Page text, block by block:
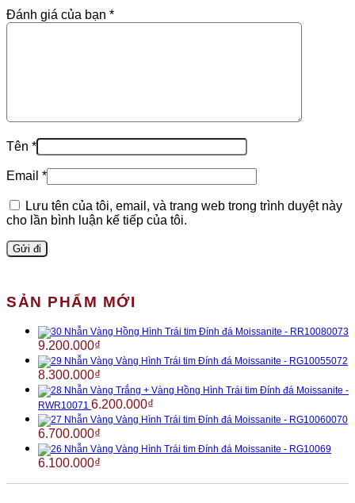
Đánh giá của bạn *
Tên *
Email *
Lưu tên của tôi, email, và trang web trong trình duyệt này
cho lần bình luận kế tiếp của tôi.
SẢN PHẨM MỚI
Nhẫn Vàng Hồng Hình Trái tim Đính đá Moissanite - RR10080073
9.200.000₫
Nhẫn Vàng Vàng Hình Trái tim Đính đá Moissanite - RG10055072
8.300.000₫
Nhẫn Vàng Trắng + Vàng Hồng Hình Trái tim Đính đá Moissanite -
RWR10071 6.200.000₫
Nhẫn Vàng Vàng Hình Trái tim Đính đá Moissanite - RG10060070
6.700.000₫
Nhẫn Vàng Vàng Hình Trái tim Đính đá Moissanite - RG10069
6.100.000₫